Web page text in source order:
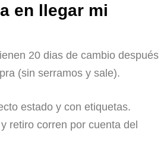
en llegar mi
20 dias de cambio después
(sin serramos y sale).
estado y con etiquetas.
retiro corren por cuenta del